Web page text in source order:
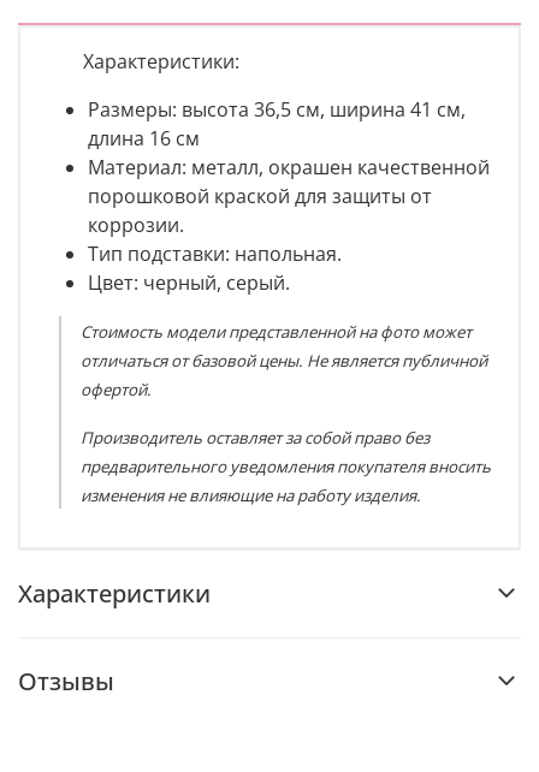
Характеристики:
Размеры: высота 36,5 см, ширина 41 см,
длина 16 см
Материал: металл, окрашен качественной
порошковой краской для защиты от
коррозии.
Тип подставки: напольная.
Цвет: черный, серый.
Стоимость модели представленной на фото может
отличаться от базовой цены. Не является публичной
офертой.
Производитель оставляет за собой право без
предварительного уведомления покупателя вносить
изменения не влияющие на работу изделия.
Характеристики
Отзывы